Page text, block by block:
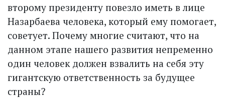
второму президенту повезло иметь в лице
Назарбаева человека, который ему помогает,
советует. Почему многие считают, что на
данном этапе нашего развития непременно
один человек должен взвалить на себя эту
гигантскую ответственность за будущее
страны?